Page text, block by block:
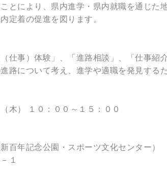
とにより、県内進学・県内就職を通じた
定着の促進を図ります。
（仕事）体験」、「進路相談」、「仕事紹
路について考え、進学や適職を発見する
木） １０：００～１５：００
百年記念公園・スポーツ文化センター）
１